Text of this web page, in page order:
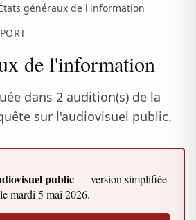
généraux de l'information
de l'information
dans 2 audition(s) de la
sur l'audiovisuel public.
public— version simplifiée
mardi 5 mai 2026.